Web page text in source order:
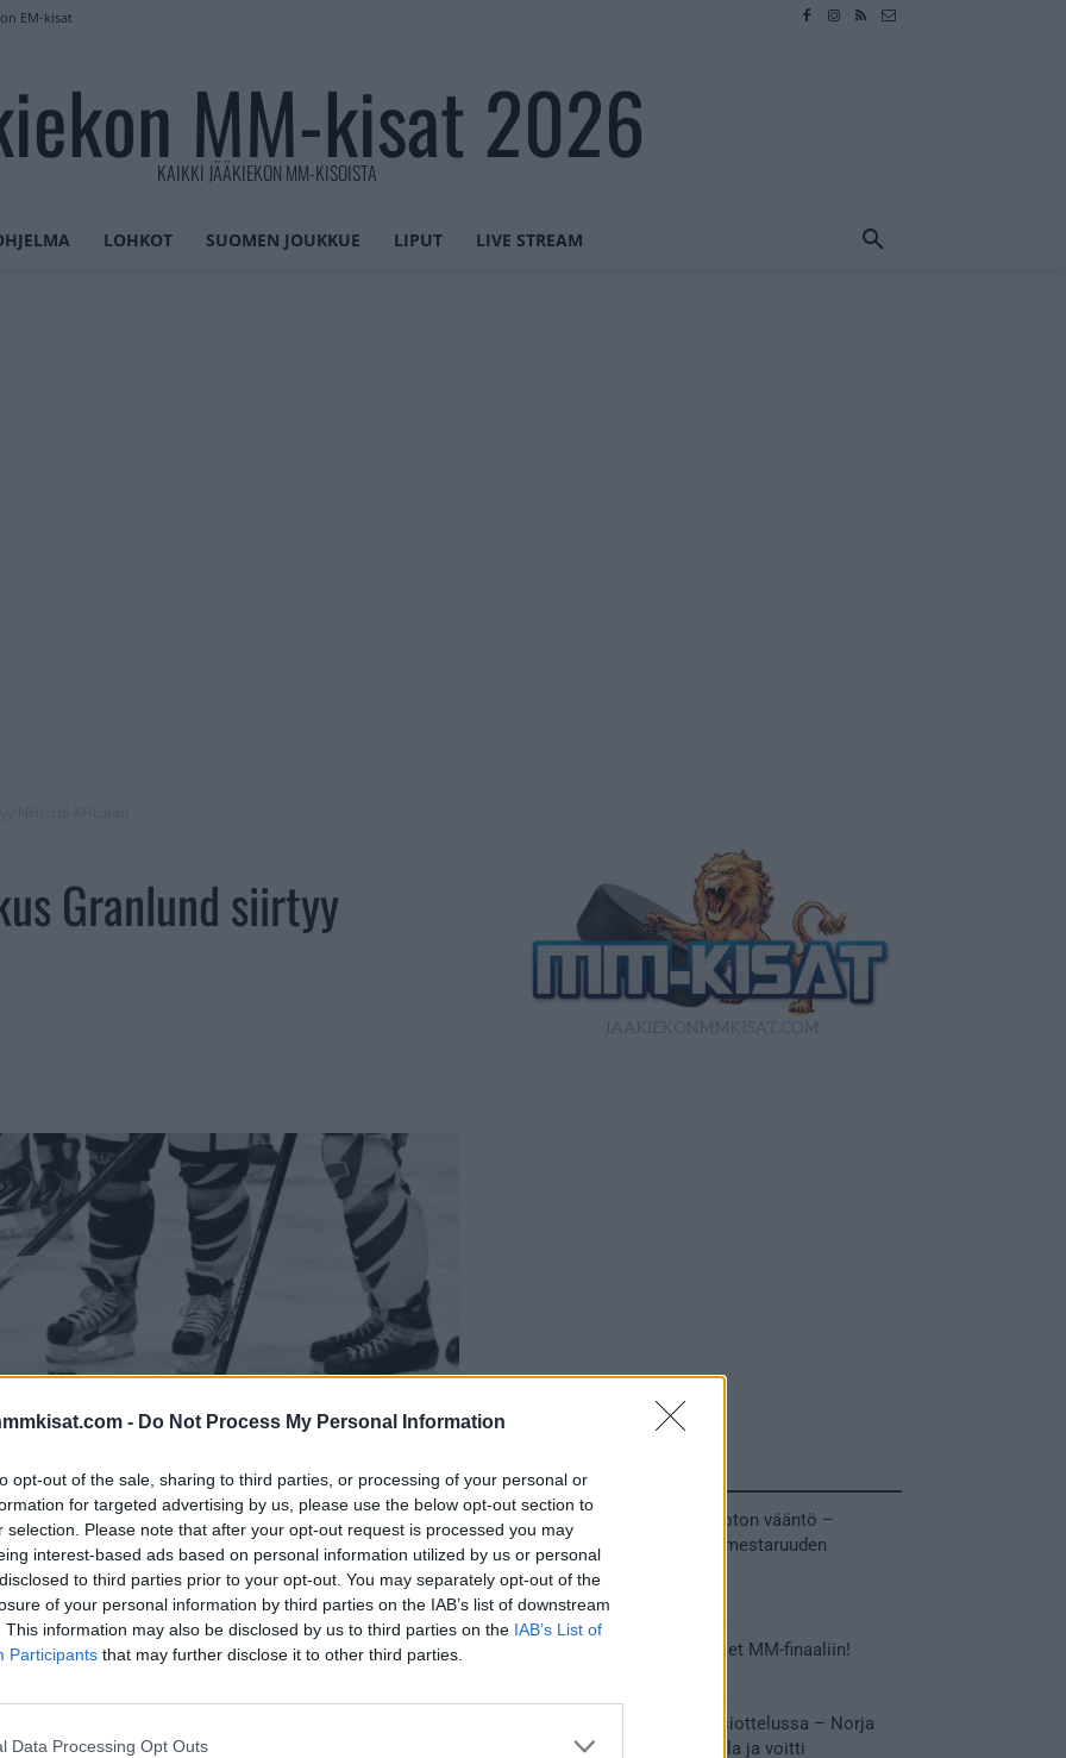
- Do Not Process My Personal Information
opt-out of the sale, sharing to third parties, or processing of your personal or
for targeted advertising by us, please use the below opt-out section to
selection. Please note that after your opt-out request is processed you may
interest-based ads based on personal information utilized by us or personal
to third parties prior to your opt-out. You may separately opt-out of the
of your personal information by third parties on the IAB’s list of downstream
This information may also be disclosed by us to third parties on the IAB’s List of
Participants that may further disclose it to other third parties.
Data Processing Opt Outs
EM-kisat
MM-kisat 2026
KAIKKI JÄÄKIEKON MM-KISOISTA
LOHKOT SUOMEN JOUKKUE LIPUT LIVE STREAM
Granlund siirtyy
pelannut Markus Granlund
Salavat Ufa ilmoitti tehneensä Markus
Tuoreimmat uutiset
MM-kullasta käytiin armoton vääntö –
Leijonat voitti maailmanmestaruuden
jatkoajalla
31.05.2026 23:27
Tässä Leijonien kentälliset MM-finaaliin!
Huikeaa draamaa pronssiottelussa – Norja
kaatoi Kanadan jatkoajalla ja voitti